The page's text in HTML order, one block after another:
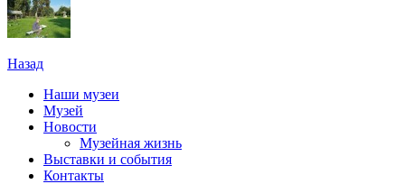
Назад
Наши музеи
Музей
Новости
Музейная жизнь
Выставки и события
Контакты